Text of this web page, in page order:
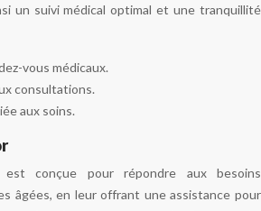
un suivi médical optimal et une tranquillité
vous médicaux.
consultations.
aux soins.
est conçue pour répondre aux besoins
âgées, en leur offrant une assistance pour